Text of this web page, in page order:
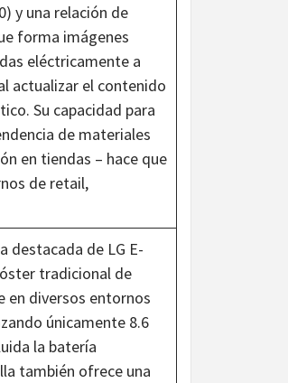
y una relación de
forma imágenes
eléctricamente a
actualizar el contenido
Su capacidad para
de materiales
en tiendas – hace que
de retail,
destacada de LG E-
tradicional de
en diversos entornos
únicamente 8.6
la batería
también ofrece una